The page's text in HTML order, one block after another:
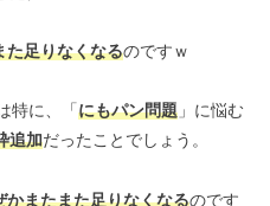
た足りなくなるのですｗ
特に、「にもパン問題 」に悩む
追加だったことでしょう。
かまたまた足りなくなるのです